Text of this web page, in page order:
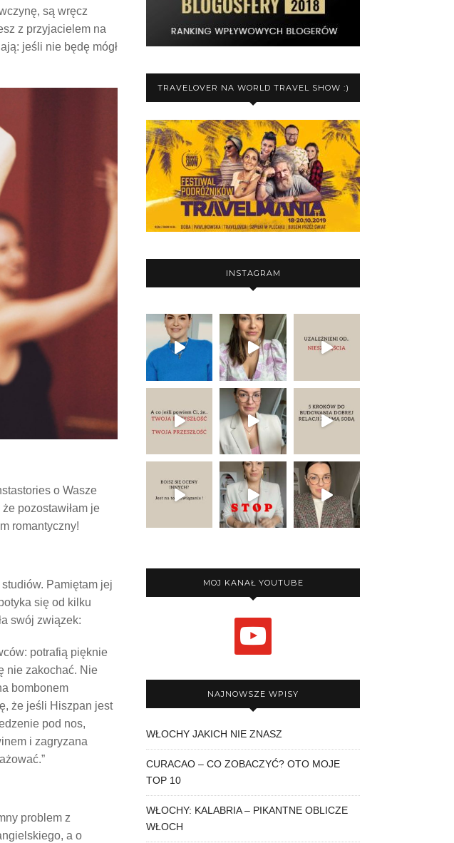
są wręcz
z przyjacielem na
jeśli nie będę mógł
o Wasze
pozostawiłam je
romantyczny!
Pamiętam jej
się od kilku
swój związek:
potrafią pięknie
nie zakochać. Nie
bombonem
że jeśli Hiszpan jest
pod nos,
i zagryzana
problem z
a o
TRAVELOVER NA WORLD TRAVEL SHOW :)
INSTAGRAM
MOJ KANAŁ YOUTUBE
youtube
NAJNOWSZE WPISY
WŁOCHY JAKICH NIE ZNASZ
CURACAO – CO ZOBACZYĆ? OTO MOJE
TOP 10
WŁOCHY: KALABRIA – PIKANTNE OBLICZE
WŁOCH